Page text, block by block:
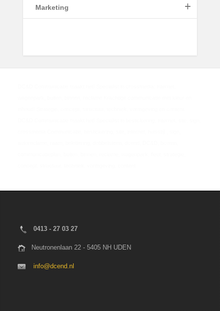
Lees meer
Marketing +
0413 - 27 03 27
Neutronenlaan 22 - 5405 NH UDEN
info@dcend.nl